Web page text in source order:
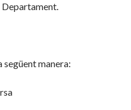
següent manera: